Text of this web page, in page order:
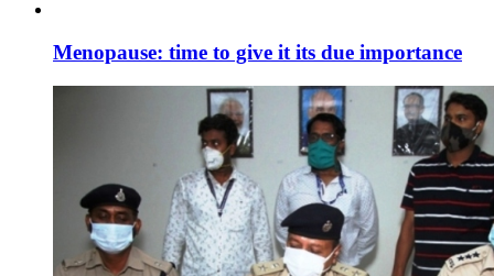
Menopause: time to give it its due importance